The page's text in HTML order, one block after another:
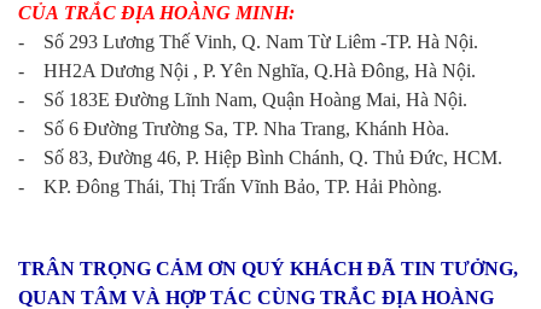
CỦA TRẮC ĐỊA HOÀNG MINH:
- Số 293 Lương Thế Vinh, Q. Nam Từ Liêm -TP. Hà Nội.
- HH2A Dương Nội , P. Yên Nghĩa, Q.Hà Đông, Hà Nội.
- Số 183E Đường Lĩnh Nam, Quận Hoàng Mai, Hà Nội.
- Số 6 Đường Trường Sa, TP. Nha Trang, Khánh Hòa.
- Số 83, Đường 46, P. Hiệp Bình Chánh, Q. Thủ Đức, HCM.
- KP. Đông Thái, Thị Trấn Vĩnh Bảo, TP. Hải Phòng.
TRÂN TRỌNG CẢM ƠN QUÝ KHÁCH ĐÃ TIN TƯỞNG,
QUAN TÂM VÀ HỢP TÁC CÙNG TRẮC ĐỊA HOÀNG